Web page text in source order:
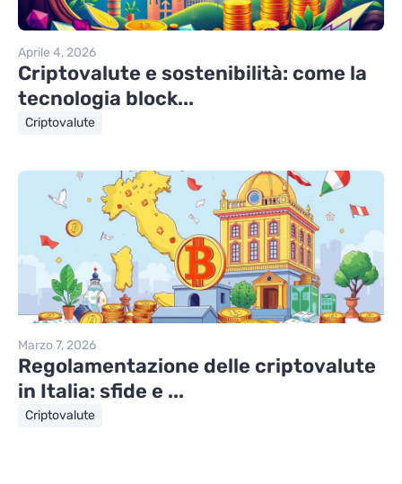
Aprile 4, 2026
Criptovalute e sostenibilità: come la
tecnologia block...
Criptovalute
Marzo 7, 2026
Regolamentazione delle criptovalute
in Italia: sfide e ...
Criptovalute